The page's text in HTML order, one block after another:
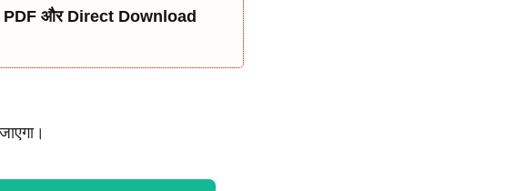
PDF और Direct Download